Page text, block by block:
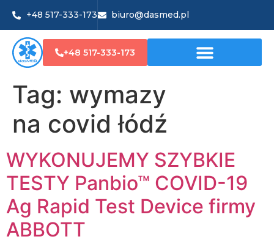
+48 517-333-173 biuro@dasmed.pl
+48 517-333-173
Tag: wymazy
na covid łódź
WYKONUJEMY SZYBKIE
TESTY Panbio™ COVID-19
Ag Rapid Test Device firmy
ABBOTT